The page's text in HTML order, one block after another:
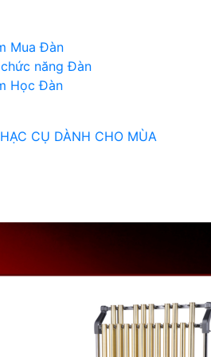
Mua Đàn
năng Đàn
Học Đàn
CỤ DÀNH CHO MÙA